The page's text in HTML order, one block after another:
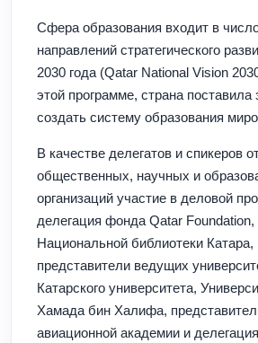
Сфера образования входит в
направлений стратегического
2030 года (Qatar National Vision
этой программе, страна поставила
создать систему образования
В качестве делегатов и спикеров
общественных, научных и
организаций участие в деловой
делегация фонда Qatar Foundation,
Национальной библиотеки Катара,
представители ведущих
Катарского университета,
Хамада бин Халифа,
авиационной академии и